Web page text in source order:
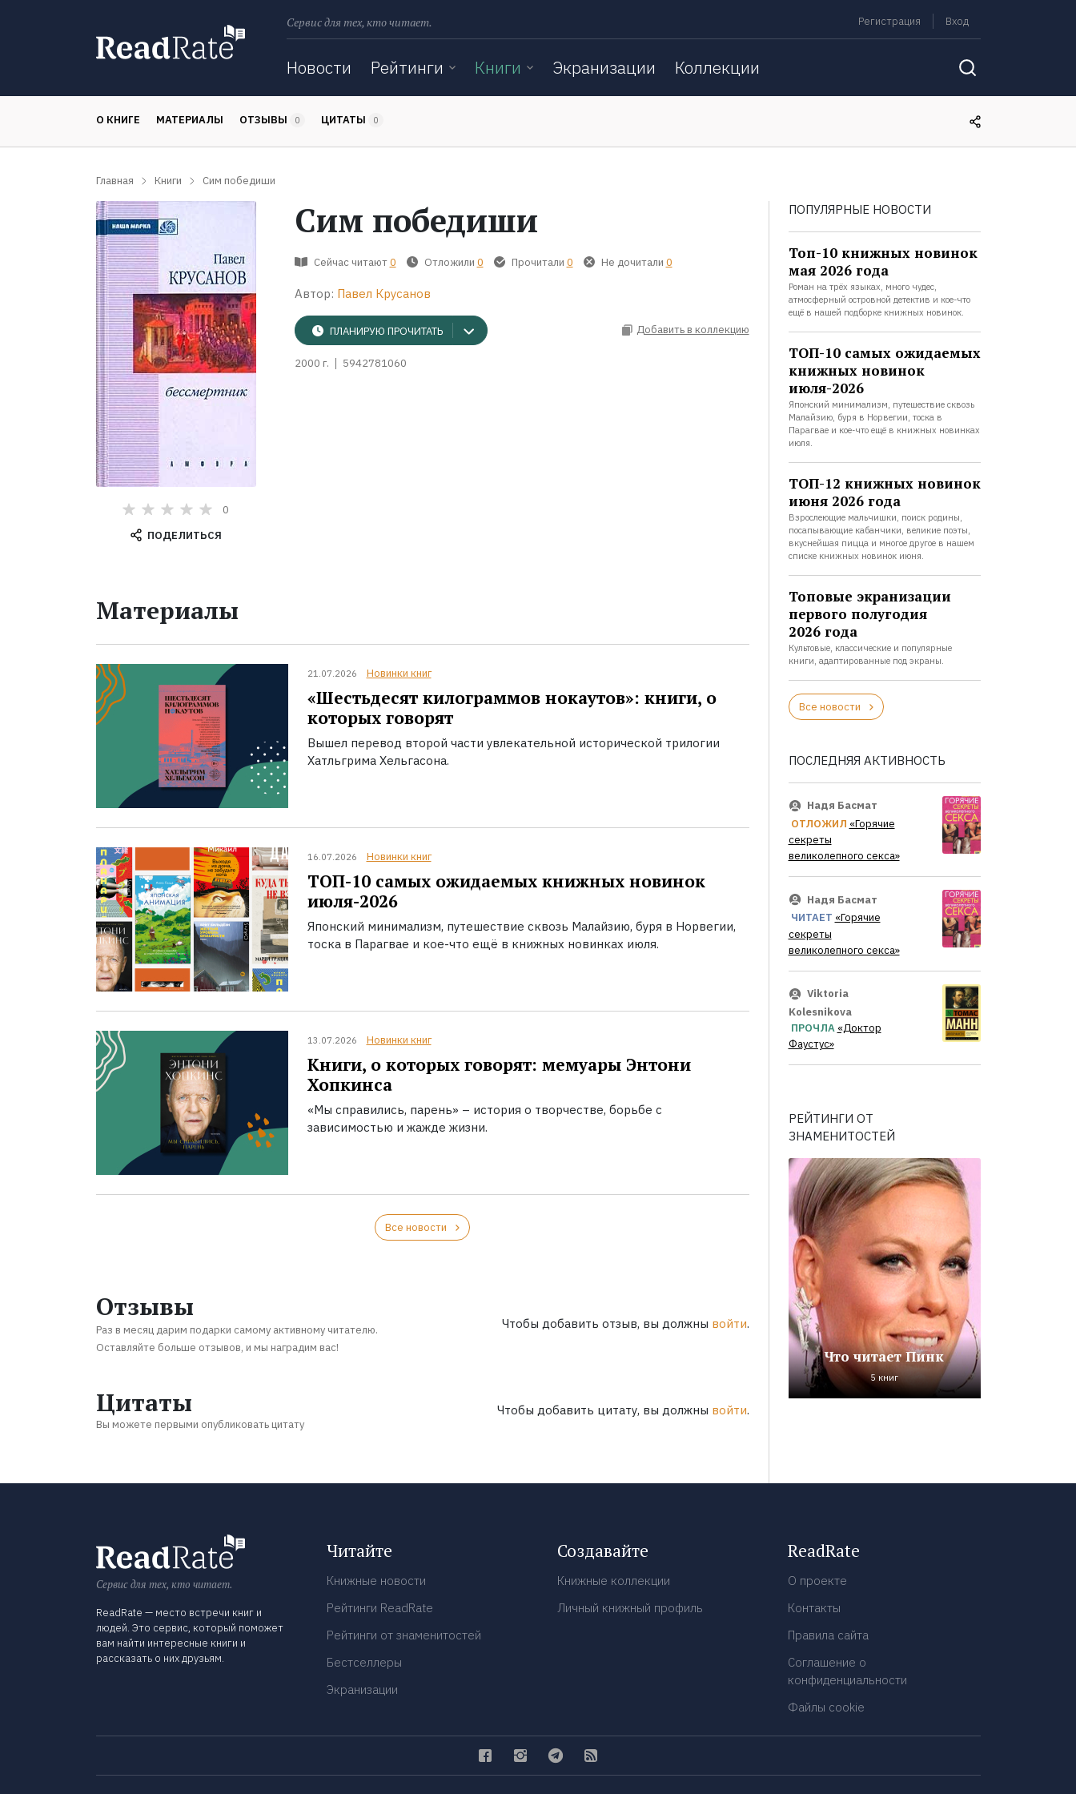
Сервис для тех, кто читает. Регистрация Вход
Новости Рейтинги Книги Экранизации Коллекции
О КНИГЕ МАТЕРИАЛЫ ОТЗЫВЫ 0 ЦИТАТЫ 0
Главная Книги Сим победиши
0
ПОДЕЛИТЬСЯ
Сим победиши
Сейчас читают 0 Отложили 0 Прочитали 0 Не дочитали 0
Автор: Павел Крусанов
ПЛАНИРУЮ ПРОЧИТАТЬ Добавить в коллекцию
2000 г. 5942781060
Материалы
21.07.2026 Новинки книг
«Шестьдесят килограммов нокаутов»: книги, о
которых говорят
Вышел перевод второй части увлекательной исторической трилогии
Хатльгрима Хельгасона.
16.07.2026 Новинки книг
ТОП-10 самых ожидаемых книжных новинок
июля-2026
Японский минимализм, путешествие сквозь Малайзию, буря в Норвегии,
тоска в Парагвае и кое-что ещё в книжных новинках июля.
13.07.2026 Новинки книг
Книги, о которых говорят: мемуары Энтони
Хопкинса
«Мы справились, парень» – история о творчестве, борьбе с
зависимостью и жажде жизни.
Все новости
Отзывы
Раз в месяц дарим подарки самому активному читателю.
Оставляйте больше отзывов, и мы наградим вас!
Чтобы добавить отзыв, вы должны войти.
Цитаты
Вы можете первыми опубликовать цитату
Чтобы добавить цитату, вы должны войти.
ПОПУЛЯРНЫЕ НОВОСТИ
Топ-10 книжных новинок
мая 2026 года
Роман на трёх языках, много чудес,
атмосферный островной детектив и кое-что
ещё в нашей подборке книжных новинок.
ТОП-10 самых ожидаемых
книжных новинок
июля-2026
Японский минимализм, путешествие сквозь
Малайзию, буря в Норвегии, тоска в
Парагвае и кое-что ещё в книжных новинках
июля.
ТОП-12 книжных новинок
июня 2026 года
Взрослеющие мальчишки, поиск родины,
посапывающие кабанчики, великие поэты,
вкуснейшая пицца и многое другое в нашем
списке книжных новинок июня.
Топовые экранизации
первого полугодия
2026 года
Культовые, классические и популярные
книги, адаптированные под экраны.
Все новости
ПОСЛЕДНЯЯ АКТИВНОСТЬ
Надя Басмат
ОТЛОЖИЛ «Горячие
секреты
великолепного секса»
Надя Басмат
ЧИТАЕТ «Горячие
секреты
великолепного секса»
Viktoria
Kolesnikova
ПРОЧЛА «Доктор
Фаустус»
РЕЙТИНГИ ОТ
ЗНАМЕНИТОСТЕЙ
Что читает Пинк
5 книг
Сервис для тех, кто читает.
ReadRate — место встречи книг и
людей. Это сервис, который поможет
вам найти интересные книги и
рассказать о них друзьям.
Читайте
Книжные новости
Рейтинги ReadRate
Рейтинги от знаменитостей
Бестселлеры
Экранизации
Создавайте
Книжные коллекции
Личный книжный профиль
ReadRate
О проекте
Контакты
Правила сайта
Соглашение о
конфиденциальности
Файлы cookie